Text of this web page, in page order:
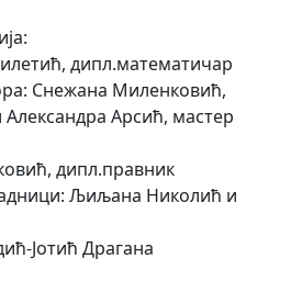
дипл.математичар
Снежанa Миленковић,
Арсић, мастер
дипл.правник
Љиљана Николић и
Јотић Драгана